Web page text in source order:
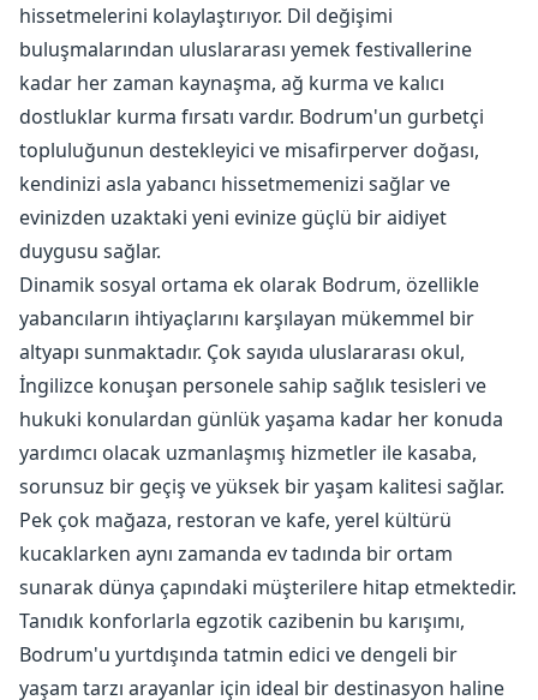
hissetmelerini kolaylaştırıyor. Dil değişimi
buluşmalarından uluslararası yemek festivallerine
kadar her zaman kaynaşma, ağ kurma ve kalıcı
dostluklar kurma fırsatı vardır. Bodrum'un gurbetçi
topluluğunun destekleyici ve misafirperver doğası,
kendinizi asla yabancı hissetmemenizi sağlar ve
evinizden uzaktaki yeni evinize güçlü bir aidiyet
duygusu sağlar.
Dinamik sosyal ortama ek olarak Bodrum, özellikle
yabancıların ihtiyaçlarını karşılayan mükemmel bir
altyapı sunmaktadır. Çok sayıda uluslararası okul,
İngilizce konuşan personele sahip sağlık tesisleri ve
hukuki konulardan günlük yaşama kadar her konuda
yardımcı olacak uzmanlaşmış hizmetler ile kasaba,
sorunsuz bir geçiş ve yüksek bir yaşam kalitesi sağlar.
Pek çok mağaza, restoran ve kafe, yerel kültürü
kucaklarken aynı zamanda ev tadında bir ortam
sunarak dünya çapındaki müşterilere hitap etmektedir.
Tanıdık konforlarla egzotik cazibenin bu karışımı,
Bodrum'u yurtdışında tatmin edici ve dengeli bir
yaşam tarzı arayanlar için ideal bir destinasyon haline